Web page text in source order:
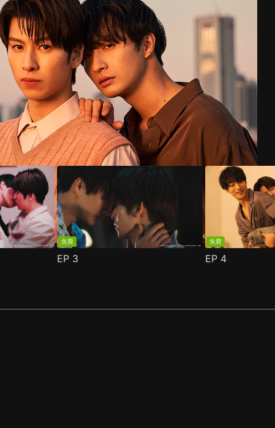
免費
EP 3
免費
EP 4